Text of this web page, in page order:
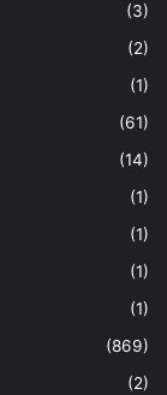
(3)
(2)
(1)
(61)
(14)
(1)
(1)
(1)
(1)
(869)
(2)